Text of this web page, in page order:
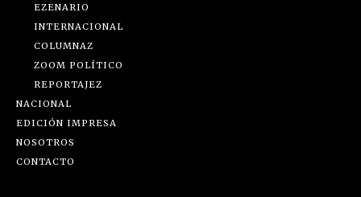
EZENARIO
INTERNACIONAL
COLUMNAZ
ZOOM POLÍTICO
REPORTAJEZ
NACIONAL
EDICIÓN IMPRESA
NOSOTROS
CONTACTO